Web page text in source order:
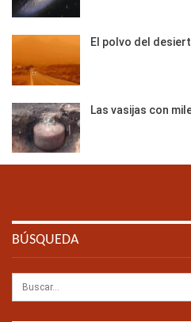
El polvo del
Las vasijas con
BÚSQUEDA